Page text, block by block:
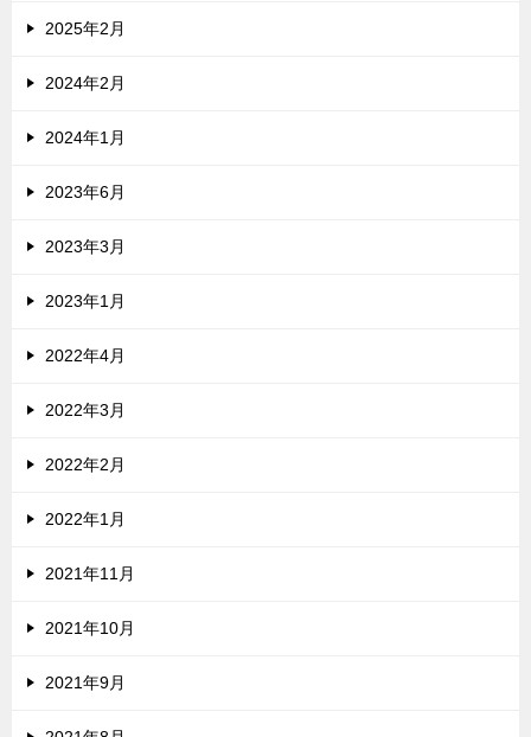
2025年2月
2024年2月
2024年1月
2023年6月
2023年3月
2023年1月
2022年4月
2022年3月
2022年2月
2022年1月
2021年11月
2021年10月
2021年9月